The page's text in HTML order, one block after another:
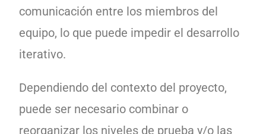
comunicación entre los miembros del
equipo, lo que puede impedir el desarrollo
iterativo.
Dependiendo del contexto del proyecto,
puede ser necesario combinar o
reorganizar los niveles de prueba y/o las